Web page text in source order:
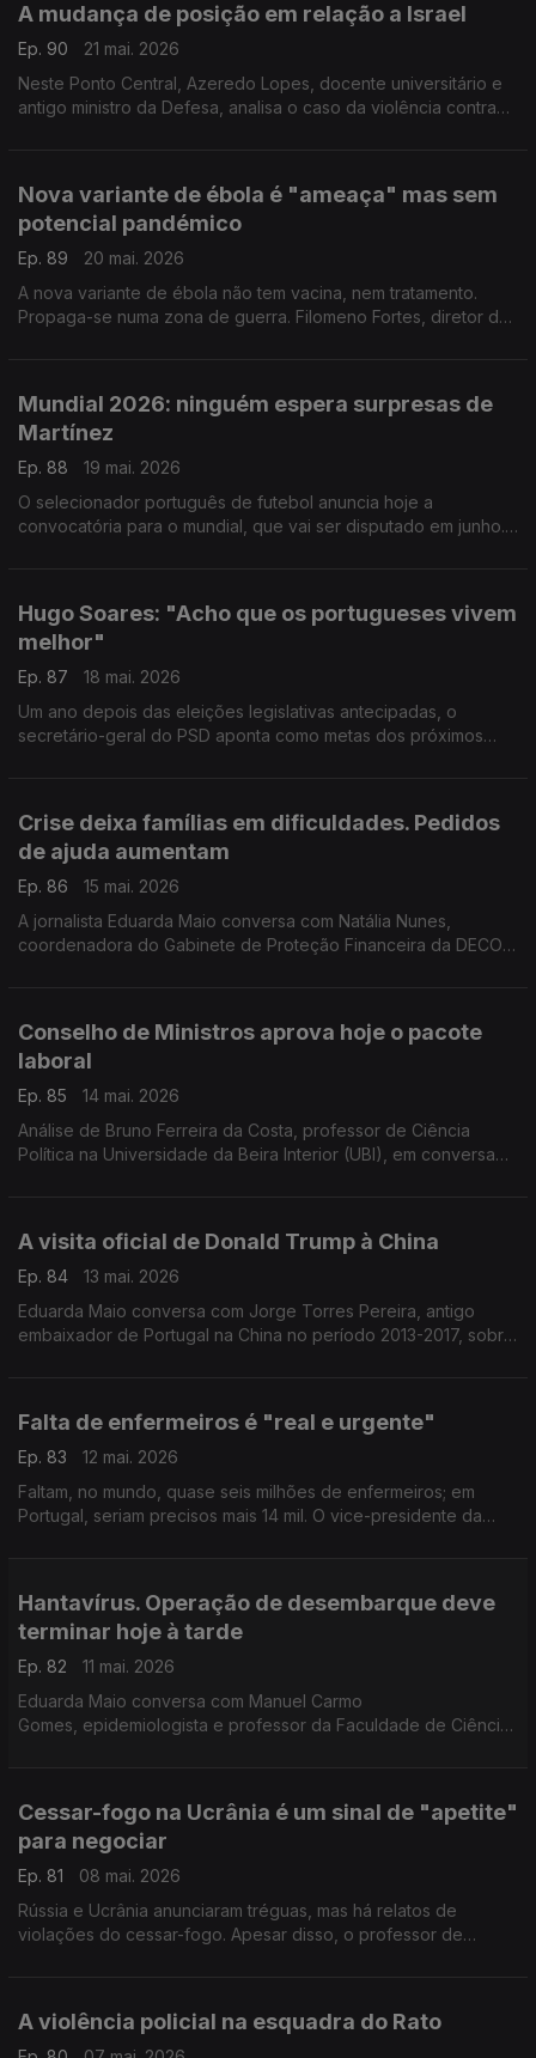
A mudança de posição em relação a Israel
Ep. 90
21 mai. 2026
Neste Ponto Central, Azeredo Lopes, docente universitário e
antigo ministro da Defesa, analisa o caso da violência contra
Nova variante de ébola é "ameaça" mas sem
potencial pandémico
Ep. 89
20 mai. 2026
A nova variante de ébola não tem vacina, nem tratamento.
Propaga-se numa zona de guerra. Filomeno Fortes, diretor do
Mundial 2026: ninguém espera surpresas de
Martínez
Ep. 88
19 mai. 2026
O selecionador português de futebol anuncia hoje a
convocatória para o mundial, que vai ser disputado em junho.
Hugo Soares: "Acho que os portugueses vivem
melhor"
Ep. 87
18 mai. 2026
Um ano depois das eleições legislativas antecipadas, o
secretário-geral do PSD aponta como metas dos próximos
Crise deixa famílias em dificuldades. Pedidos
de ajuda aumentam
Ep. 86
15 mai. 2026
A jornalista Eduarda Maio conversa com Natália Nunes,
coordenadora do Gabinete de Proteção Financeira da DECO -
Conselho de Ministros aprova hoje o pacote
laboral
Ep. 85
14 mai. 2026
Análise de Bruno Ferreira da Costa, professor de Ciência
Política na Universidade da Beira Interior (UBI), em conversa
A visita oficial de Donald Trump à China
Ep. 84
13 mai. 2026
Eduarda Maio conversa com Jorge Torres Pereira, antigo
embaixador de Portugal na China no período 2013-2017, sobre
Falta de enfermeiros é "real e urgente"
Ep. 83
12 mai. 2026
Faltam, no mundo, quase seis milhões de enfermeiros; em
Portugal, seriam precisos mais 14 mil. O vice-presidente da
Hantavírus. Operação de desembarque deve
terminar hoje à tarde
Ep. 82
11 mai. 2026
Eduarda Maio conversa com Manuel Carmo
Gomes, epidemiologista e professor da Faculdade de Ciências
Cessar-fogo na Ucrânia é um sinal de "apetite"
para negociar
Ep. 81
08 mai. 2026
Rússia e Ucrânia anunciaram tréguas, mas há relatos de
violações do cessar-fogo. Apesar disso, o professor de
A violência policial na esquadra do Rato